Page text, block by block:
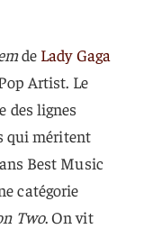
de Lady Gaga
Artist. Le
des lignes
qui méritent
Best Music
catégorie
Two. On vit